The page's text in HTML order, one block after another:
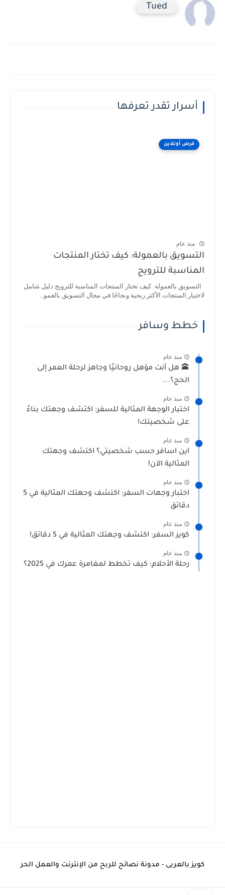
Tued
أسرار تقدر تعرفها
فرص أونلاين
منذ عام
التسويق بالعمولة: كيف تختار المنتجات
المناسبة للترويج
التسويق بالعمولة: كيف تختار المنتجات المناسبة للترويج دليل شامل
لاختيار المنتجات الأكثر ربحية ونجاحًا في مجال التسويق بالعمو...
خطط وسافر
منذ عام
🕋 هل أنت مؤهل روحانيًا وجاهز لرحلة العمر إلى
الحج؟...
منذ عام
اختبار الوجهة المثالية للسفر: اكتشف وجهتك بناءً
على شخصيتك!
منذ عام
اين اسافر حسب شخصيتي؟ اكتشف وجهتك
المثالية الآن!
منذ عام
اختبار وجهات السفر: اكتشف وجهتك المثالية في 5
دقائق
منذ عام
كويز السفر: اكتشف وجهتك المثالية في 5 دقائق!
منذ عام
رحلة الأحلام: كيف تخطط لمغامرة عمرك في 2025؟
كويز بالعربى - مدونة نصائح للربح من الإنترنت والعمل الحر